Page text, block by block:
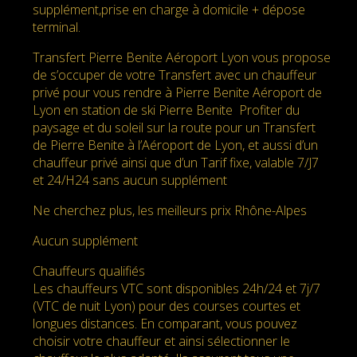
supplément,prise en charge à domicile + dépose
terminal.
Transfert Pierre Benite Aéroport Lyon vous propose
de s’occuper de votre Transfert avec un chauffeur
privé pour vous rendre à Pierre Benite Aéroport de
Lyon en station de ski Pierre Benite Profiter du
paysage et du soleil sur la route pour un Transfert
de Pierre Benite à l’Aéroport de Lyon, et aussi d’un
chauffeur privé ainsi que d’un Tarif fixe, valable 7/J7
et 24/H24 sans aucun supplément
Ne cherchez plus, les meilleurs prix Rhône-Alpes
Aucun supplément
Chauffeurs qualifiés
Les chauffeurs VTC sont disponibles 24h/24 et 7j/7
(VTC de nuit Lyon) pour des courses courtes et
longues distances. En comparant, vous pouvez
choisir votre chauffeur et ainsi sélectionner le